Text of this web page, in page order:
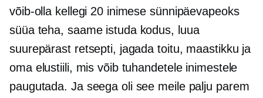
võib-olla kellegi 20 inimese sünnipäevapeoks
süüa teha, saame istuda kodus, luua
suurepärast retsepti, jagada toitu, maastikku ja
oma elustiili, mis võib tuhandetele inimestele
paugutada. Ja seega oli see meile palju parem